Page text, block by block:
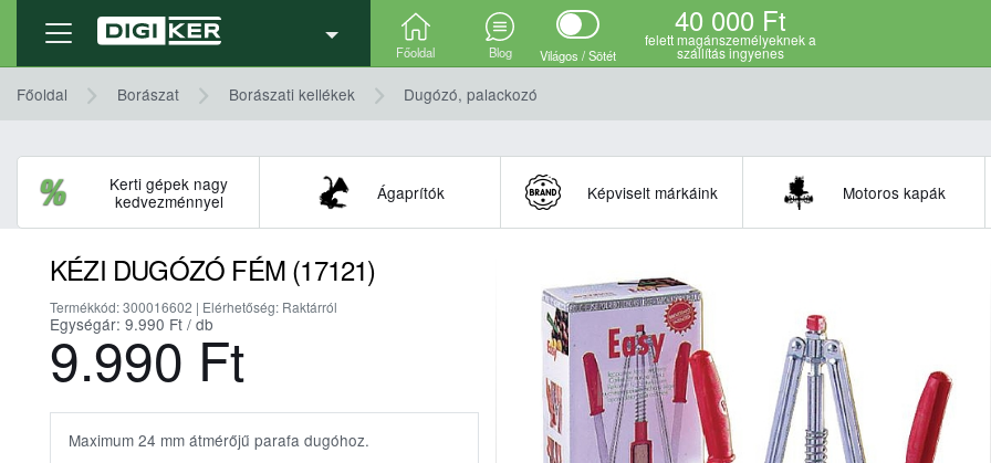
Főoldal Blog Világos / Sötét
40 000 Ft
felett magánszemélyeknek a
szállítás ingyenes
Főoldal Borászat Borászati kellékek Dugózó, palackozó
Kerti gépek nagy
kedvezménnyel
Ágaprítók Képviselt márkáink Motoros kapák
KÉZI DUGÓZÓ FÉM (17121)
Termékkód: 300016602 | Elérhetőség: Raktárról
Egységár: 9.990 Ft / db
9.990 Ft
Maximum 24 mm átmérőjű parafa dugóhoz.
Termék adatlap Részletek, technikai adatok